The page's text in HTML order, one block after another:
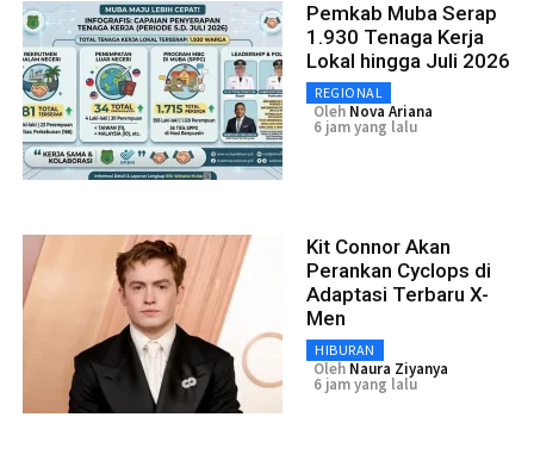
Pemkab Muba Serap
1.930 Tenaga Kerja
Lokal hingga Juli 2026
REGIONAL
Oleh Nova Ariana
6 jam yang lalu
Kit Connor Akan
Perankan Cyclops di
Adaptasi Terbaru X-
Men
HIBURAN
Oleh Naura Ziyanya
6 jam yang lalu